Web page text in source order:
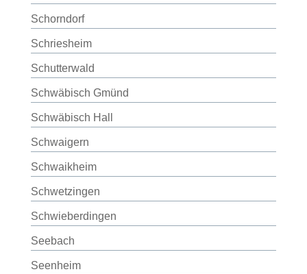
Schorndorf
Schriesheim
Schutterwald
Schwäbisch Gmünd
Schwäbisch Hall
Schwaigern
Schwaikheim
Schwetzingen
Schwieberdingen
Seebach
Seenheim